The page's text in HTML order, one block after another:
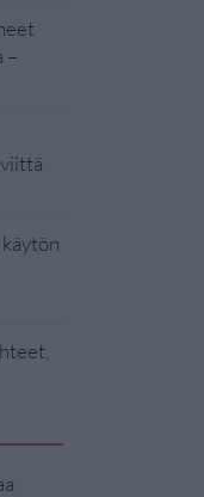
–